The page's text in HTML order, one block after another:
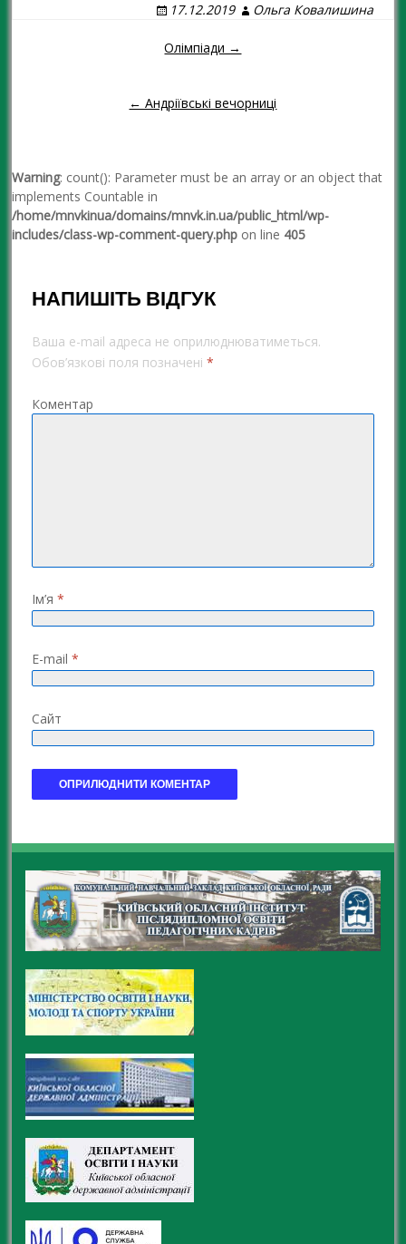
17.12.2019
Ольга Ковалишина
Навігація повідомленням
Олімпіади →
← Андріївські вечорниці
Warning: count(): Parameter must be an array or an object that
implements Countable in
/home/mnvkinua/domains/mnvk.in.ua/public_html/wp-
includes/class-wp-comment-query.php on line 405
НАПИШІТЬ ВІДГУК
Ваша e-mail адреса не оприлюднюватиметься.
Обов’язкові поля позначені *
Коментар
Ім’я *
E-mail *
Сайт